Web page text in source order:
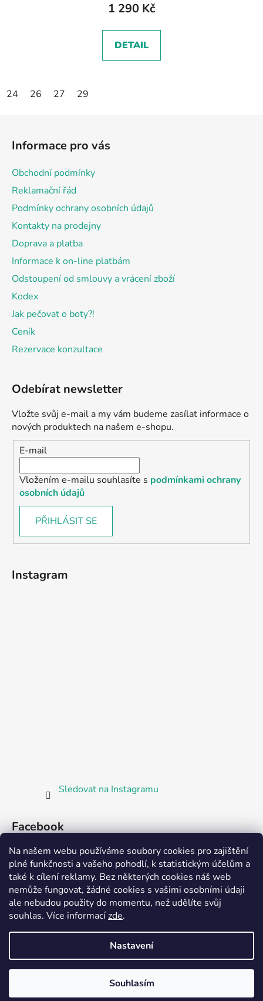
Na našem webu používáme soubory cookies pro zajištění
plné funkčnosti a vašeho pohodlí, k statistickým účelům a
také k cílení reklamy. Bez některých cookies náš web
nemůže fungovat, žádné cookies s vašimi osobními údaji
ale nebudou použity do momentu, než udělíte svůj
souhlas. Více informacízde.
Nastavení
Souhlasím
1 290 Kč
DETAIL
24 26 27 29
Informace pro vás
Obchodní podmínky
Reklamační řád
Podmínky ochrany osobních údajů
Kontakty na prodejny
Doprava a platba
Informace k on-line platbám
Odstoupení od smlouvy a vrácení zboží
Kodex
Jak pečovat o boty?!
Ceník
Rezervace konzultace
Odebírat newsletter
Vložte svůj e-mail a my vám budeme zasílat informace o
nových produktech na našem e-shopu.
E-mail
Vložením e-mailu souhlasíte s podmínkami ochrany
osobních údajů
PŘIHLÁSIT SE
Instagram
Sledovat na Instagramu
Facebook
Partnerská prodejna Barefoot Plzeň
Vytvořil Shoptet
Bosorka Plzeň